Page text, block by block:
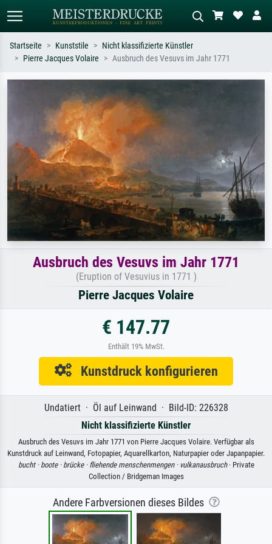
Suchen Sie nach Künstlern, Werktiteln
oder Stilen – z.B. Monet,
Sternennacht, Impressionismus, Welle
Hokusai, Akt.
Ölgemälde, Stehender Akt neben einem
Startseite Kunststile
Nicht klassifizierte Künstler
Pierre Jacques Volaire
Ausbruch des Vesuvs im Jahr 1771
Ausbruch des Vesuvs im Jahr 1771
(Eruption of Vesuvius in 1771 )
Pierre Jacques Volaire
€ 147.77
Enthält 19% MwSt.
Kunstdruck konfigurieren
Undatiert · Öl auf Leinwand · Bild-ID: 226328
Nicht klassifizierte Künstler
Ausbruch des Vesuvs im Jahr 1771 von Pierre Jacques Volaire. Verfügbar als
Kunstdruck auf Leinwand, Fotopapier, Aquarellkarton, Naturpapier oder Japanpapier.
bucht · boote · brücke · fliehende menschenmengen · vulkanausbruch· Private
Collection / Bridgeman Images
Andere Farbversionen dieses Bildes